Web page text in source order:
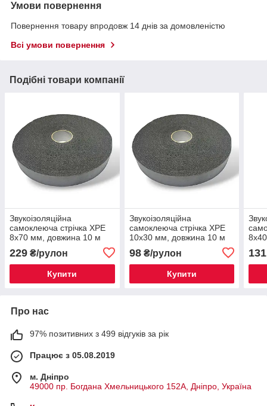
Умови повернення
Повернення товару впродовж 14 днів за домовленістю
Всі умови повернення
Подібні товари компанії
Звукоізоляційна
самоклеюча стрічка XPE
8х70 мм, довжина 10 м
229 ₴/рулон
Купити
Звукоізоляційна
самоклеюча стрічка XPE
10х30 мм, довжина 10 м
98₴/рулон
Купити
131
Про нас
97% позитивних з 499 відгуків за рік
Працює з 05.08.2019
м. Дніпро
49000 пр. Богдана Хмельницького 152А, Дніпро, Україна